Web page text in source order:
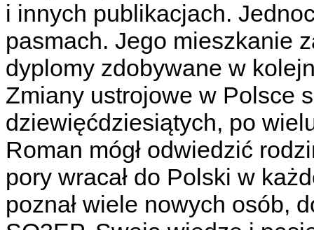
i innych publikacjach.
pasmach. Jego mieszkanie
dyplomy zdobywane w
Zmiany ustrojowe w Polsce
dziewięćdziesiątych, po
Roman mógł odwiedzić
pory wracał do Polski w
poznał wiele nowych osób,